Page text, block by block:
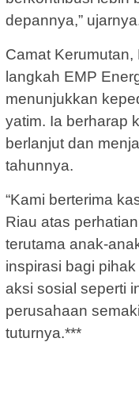
depannya,”
Camat
langkah EMP
menunjukkan
yatim. Ia berharap
berlanjut dan
tahunnya.
“Kami berterima
Riau atas
terutama anak-
inspirasi bagi
aksi sosial seperti
perusahaan
tuturnya.***